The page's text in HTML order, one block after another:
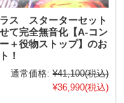
ス スターターセット
て完全無音化【A-コン
＋役物ストップ】のお
！
通常価格: ¥41,100(税込)
¥36,990(税込)